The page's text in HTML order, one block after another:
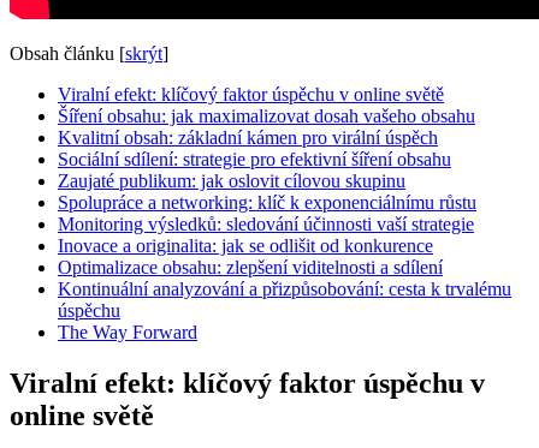
Obsah článku [skrýt]
Viralní efekt: klíčový faktor úspěchu v online světě
Šíření obsahu: jak maximalizovat dosah vašeho obsahu
Kvalitní obsah: základní kámen pro virální úspěch
Sociální sdílení: strategie pro efektivní šíření obsahu
Zaujaté publikum: jak oslovit cílovou skupinu
Spolupráce a networking: klíč k exponenciálnímu růstu
Monitoring výsledků: sledování účinnosti vaší strategie
Inovace a originalita: jak se odlišit od konkurence
Optimalizace obsahu: zlepšení viditelnosti a sdílení
Kontinuální analyzování a přizpůsobování: cesta k trvalému
úspěchu
The Way Forward
Viralní efekt: klíčový faktor úspěchu v
online světě